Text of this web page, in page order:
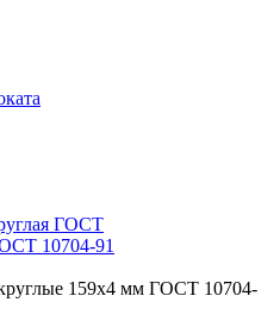
ГОСТ
10704-91
159x4 мм ГОСТ 10704-